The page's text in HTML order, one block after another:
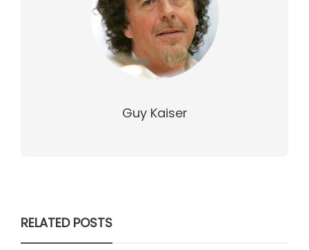
Guy Kaiser
RELATED POSTS